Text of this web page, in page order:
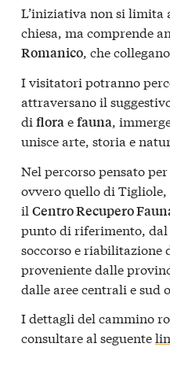
L’iniziativa non si limita
chiesa, ma comprende
Romanico, che
I visitatori potranno
attraversano il
di floraefauna,
unisce arte, storia e
Nel percorso pensato
ovvero quello di Tigliole,
il Centro Recupero
punto di riferimento, dal
soccorso e riabilitazione
proveniente dalle
dalle aree centrali e sud
I dettagli del cammino
consultare al seguente